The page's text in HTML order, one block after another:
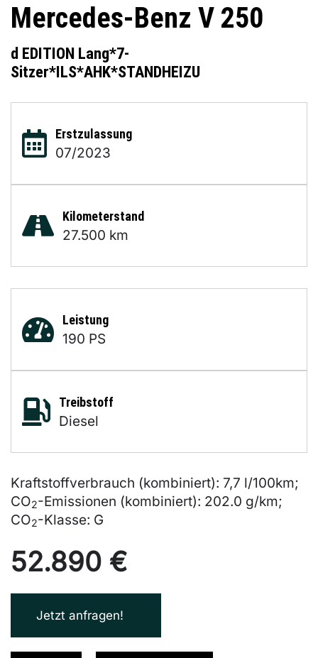
Mercedes-Benz V 250
d EDITION Lang*7-
Sitzer*ILS*AHK*STANDHEIZU
Erstzulassung
07/2023
Kilometerstand
27.500 km
Leistung
190 PS
Treibstoff
Diesel
Kraftstoffverbrauch (kombiniert): 7,7 l/100km;
CO2-Emissionen (kombiniert): 202.0 g/km;
CO2-Klasse: G
52.890 €
Jetzt anfragen!